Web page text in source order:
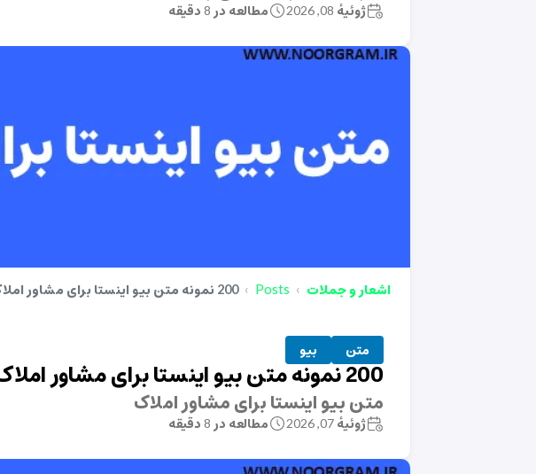
ژوئیهٔ 08, 2026 مطالعه در 8 دقیقه
اشعار و جملات Posts 200 نمونه متن بیو اینستا برای مشاور املاک
متن بیو
200 نمونه متن بیو اینستا برای مشاور املاک
متن بیو اینستا برای مشاور املاک
ژوئیهٔ 07, 2026 مطالعه در 8 دقیقه